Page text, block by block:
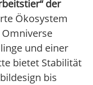
der
Ökosystem
Omniverse
und einer
bietet Stabilität
bis